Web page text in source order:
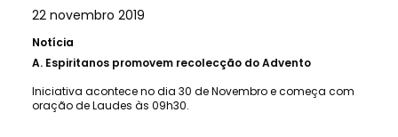
22 novembro 2019
Notícia
A. Espiritanos promovem recolecção do Advento
Iniciativa acontece no dia 30 de Novembro e começa com
oração de Laudes às 09h30.